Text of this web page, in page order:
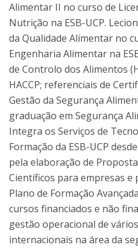
Alimentar II no curso de
Nutrição na ESB-UCP.
da Qualidade Alimentar no
Engenharia Alimentar na
de Controlo dos Alimentos
HACCP; referenciais de
Gestão da Segurança
graduação em Segurança
Integra os Serviços de
Formação da ESB-UCP
pela elaboração de
Científicos para empresas
Plano de Formação
cursos financiados e não
gestão operacional de
internacionais na área da